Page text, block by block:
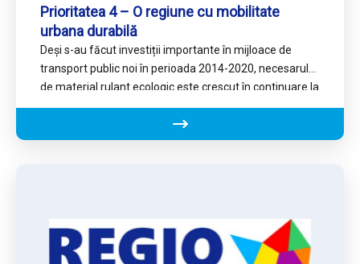
Prioritatea 4 – O regiune cu mobilitate
urbana durabilă
Deși s-au făcut investiții importante în mijloace de
transport public noi în perioada 2014-2020, necesarul
de material rulant ecologic este crescut în continuare la
nivelul…